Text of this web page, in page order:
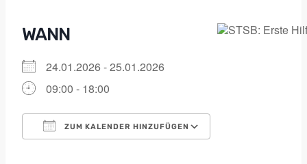
WANN
24.01.2026 - 25.01.2026
09:00 - 18:00
ZUM KALENDER HINZUFÜGEN